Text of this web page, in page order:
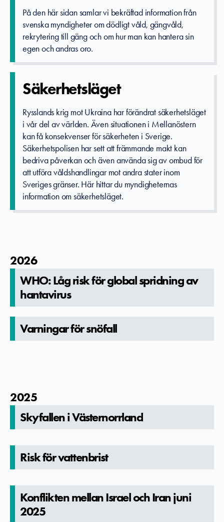
På den här sidan samlar vi bekräftad information från
svenska myndigheter om dödligt våld, gängvåld,
rekrytering till gäng och om hur man kan hantera sin
egen och andras oro.
Säkerhetsl­äget
Rysslands krig mot Ukraina har förändrat säkerhetsläget
i vår del av världen. Även situationen i Mellanöstern
kan få konsekvenser för säkerheten i Sverige.
Säkerhetspolisen har sett att främmande makt kan
bedriva påverkan och även använda sig av ombud för
att utföra våldshandlingar mot andra stater inom
Sveriges gränser. Här hittar du myndigheternas
information om säkerhetsläget.
2026
WHO: Låg risk för global spridning av
hantavirus­
Varningar för snöfall
2025
Skyfallen i Västernorrla­nd
Risk för vattenbris­t
Konflikten­ mellan Israel och Iran juni
2025